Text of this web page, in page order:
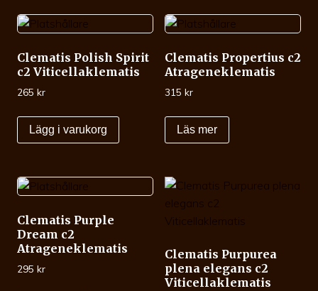
Clematis Polish Spirit
c2 Viticellaklematis
265 kr
Lägg i varukorg
Clematis Propertius c2
Atrageneklematis
315 kr
Läs mer
Clematis Purple
Dream c2
Atrageneklematis
295 kr
Clematis Purpurea
plena elegans c2
Viticellaklematis